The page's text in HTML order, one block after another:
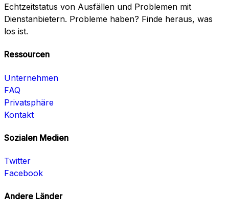
Echtzeitstatus von Ausfällen und Problemen mit
Dienstanbietern. Probleme haben? Finde heraus, was
los ist.
Ressourcen
Unternehmen
FAQ
Privatsphäre
Kontakt
Sozialen Medien
Twitter
Facebook
Andere Länder